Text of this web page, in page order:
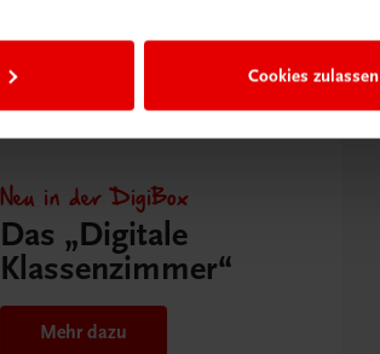
Cookies zulassen
Neu in der DigiBox
Das „Digitale
Klassenzimmer“
Mehr dazu